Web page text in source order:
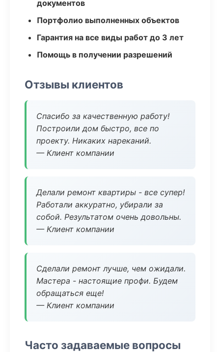
документов
Портфолио выполненных объектов
Гарантия на все виды работ до 3 лет
Помощь в получении разрешений
Отзывы клиентов
Спасибо за качественную работу!
Построили дом быстро, все по
проекту. Никаких нареканий.
— Клиент компании
Делали ремонт квартиры - все супер!
Работали аккуратно, убирали за
собой. Результатом очень довольны.
— Клиент компании
Сделали ремонт лучше, чем ожидали.
Мастера - настоящие профи. Будем
обращаться еще!
— Клиент компании
Часто задаваемые вопросы